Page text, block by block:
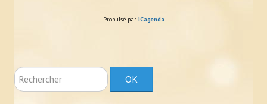
Propulsé par iCagenda
Rechercher OK